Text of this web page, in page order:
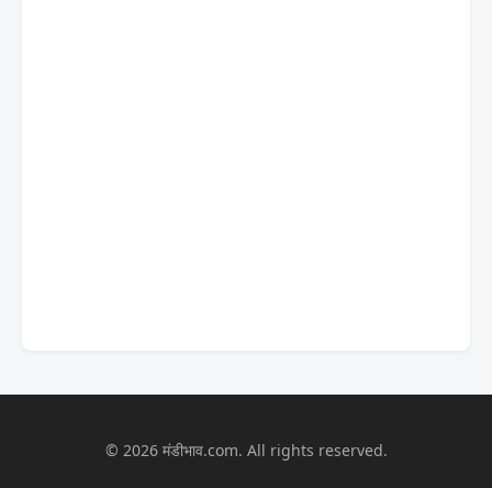
© 2026 मंडीभाव.com. All rights reserved.